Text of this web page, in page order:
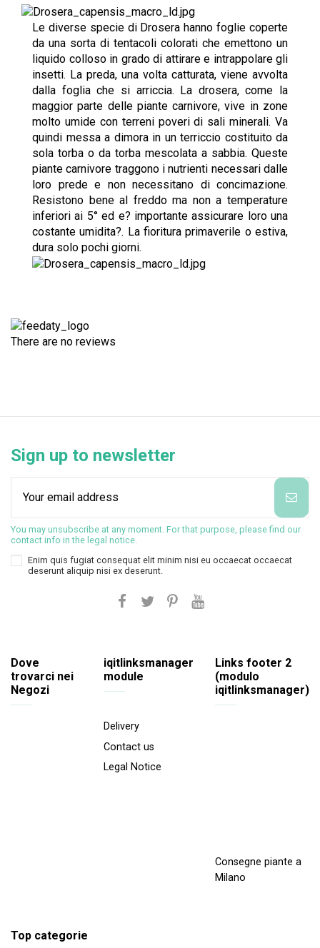
Le diverse specie di Drosera hanno foglie coperte
da una sorta di tentacoli colorati che emettono un
liquido colloso in grado di attirare e intrappolare gli
insetti. La preda, una volta catturata, viene avvolta
dalla foglia che si arriccia. La drosera, come la
maggior parte delle piante carnivore, vive in zone
molto umide con terreni poveri di sali minerali. Va
quindi messa a dimora in un terriccio costituito da
sola torba o da torba mescolata a sabbia. Queste
piante carnivore traggono i nutrienti necessari dalle
loro prede e non necessitano di concimazione.
Resistono bene al freddo ma non a temperature
inferiori ai 5° ed e? importante assicurare loro una
costante umidita?. La fioritura primaverile o estiva,
dura solo pochi giorni.
There are no reviews
Sign up to newsletter
You may unsubscribe at any moment. For that purpose, please find our
contact info in the legal notice.
Enim quis fugiat consequat elit minim nisi eu occaecat occaecat
deserunt aliquip nisi ex deserunt.
Dove
trovarci nei
Negozi
iqitlinksmanager
module
Delivery
Contact us
Legal Notice
Links footer 2
(modulo
iqitlinksmanager)
Consegne piante a
Milano
Top categorie